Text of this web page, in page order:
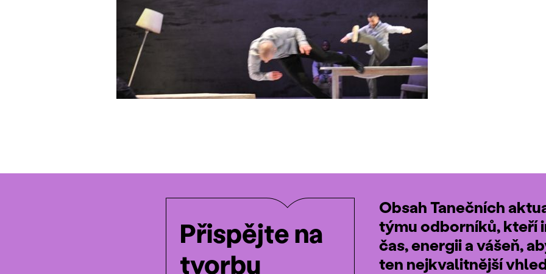
Přispějte na
tvorbu
Obsah Tanečních
týmu odborníků, kteří
čas, energii a vášeň,
ten nejkvalitnější